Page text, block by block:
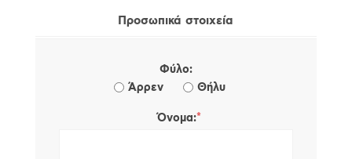
Προσωπικά στοιχεία
Φύλο:
Άρρεν
Θήλυ
Όνομα:*